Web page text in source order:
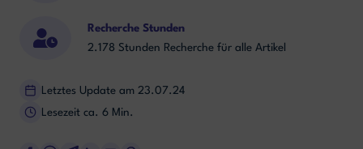
Recherche Stunden
2.178 Stunden Recherche für alle Artikel
Letztes Update am 23.07.24
Lesezeit ca. 6 Min.